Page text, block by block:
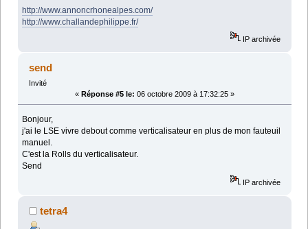
http://www.annoncrhonealpes.com/
http://www.challandephilippe.fr/
IP archivée
send
Invité
« Réponse #5 le: 06 octobre 2009 à 17:32:25 »
Bonjour,
j'ai le LSE vivre debout comme verticalisateur en plus de mon fauteuil
manuel.
C'est la Rolls du verticalisateur.
Send
IP archivée
tetra4